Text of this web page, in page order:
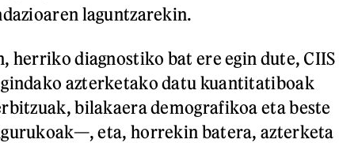
laguntzarekin.
herriko diagnostiko bat ere egin dute, CIIS
azterketako datu kuantitatiboak
bilakaera demografikoa eta beste
eta, horrekin batera, azterketa